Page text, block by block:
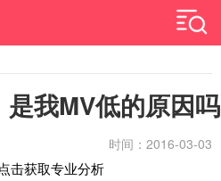
我MV低的原因吗
时间：2016-03-03
击获取专业分析